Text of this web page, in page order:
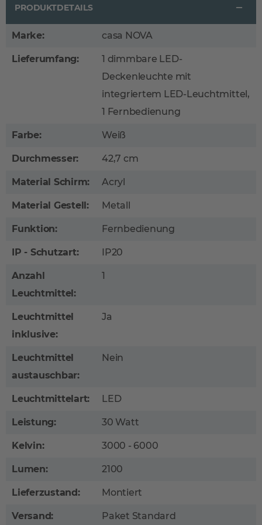
PRODUKTDETAILS
Marke: casa NOVA
Lieferumfang:
1 dimmbare LED-
Deckenleuchte mit
integriertem LED-Leuchtmittel,
1 Fernbedienung
Farbe: Weiß
Durchmesser: 42,7 cm
Material Schirm: Acryl
Material Gestell: Metall
Funktion: Fernbedienung
IP - Schutzart: IP20
Anzahl
Leuchtmittel:
1
Leuchtmittel
inklusive:
Ja
Leuchtmittel
austauschbar:
Nein
Leuchtmittelart: LED
Leistung: 30 Watt
Kelvin: 3000 - 6000
Lumen: 2100
Lieferzustand: Montiert
Versand: Paket Standard